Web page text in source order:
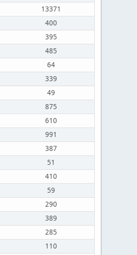
13371
400
395
485
64
339
49
875
610
991
387
51
410
59
290
389
285
110